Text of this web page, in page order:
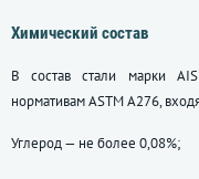
Химический состав
В состав стали марки
нормативам ASTM А276,
Углерод — не более 0,08%;